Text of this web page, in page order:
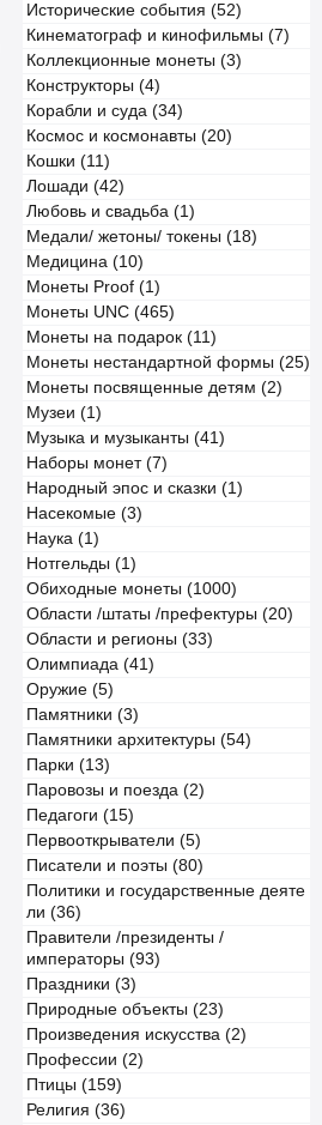
Исторические события (52)
Кинематограф и кинофильмы (7)
Коллекционные монеты (3)
Конструкторы (4)
Корабли и суда (34)
Космос и космонавты (20)
Кошки (11)
Лошади (42)
Любовь и свадьба (1)
Медали/ жетоны/ токены (18)
Медицина (10)
Монеты Proof (1)
Монеты UNC (465)
Монеты на подарок (11)
Монеты нестандартной формы (25)
Монеты посвященные детям (2)
Музеи (1)
Музыка и музыканты (41)
Наборы монет (7)
Народный эпос и сказки (1)
Насекомые (3)
Наука (1)
Нотгельды (1)
Обиходные монеты (1000)
Области /штаты /префектуры (20)
Области и регионы (33)
Олимпиада (41)
Оружие (5)
Памятники (3)
Памятники архитектуры (54)
Парки (13)
Паровозы и поезда (2)
Педагоги (15)
Первооткрыватели (5)
Писатели и поэты (80)
Политики и государственные деяте
ли (36)
Правители /президенты /
императоры (93)
Праздники (3)
Природные объекты (23)
Произведения искусства (2)
Профессии (2)
Птицы (159)
Религия (36)